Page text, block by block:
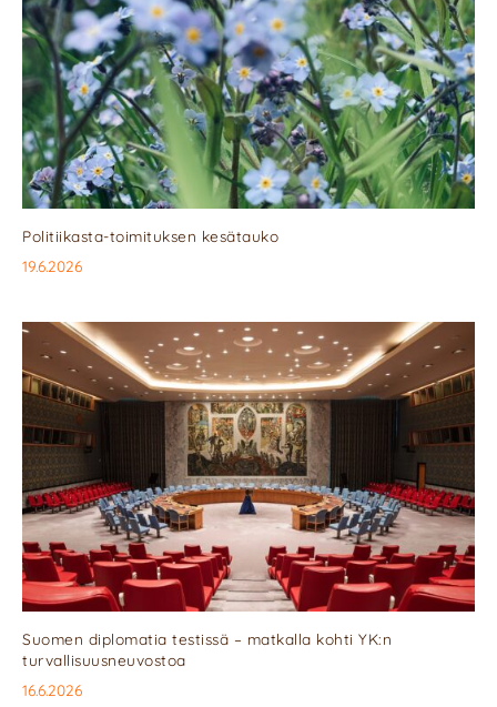
Politiikasta-toimituksen kesätauko
19.6.2026
Suomen diplomatia testissä – matkalla kohti YK:n
turvallisuusneuvostoa
16.6.2026